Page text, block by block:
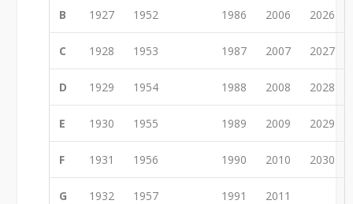
B 1927 1952 1986 2006 2026
C 1928 1953 1987 2007 2027
D 1929 1954 1988 2008 2028
E 1930 1955 1989 2009 2029
F 1931 1956 1990 2010 2030
G 1932 1957 1991 2011